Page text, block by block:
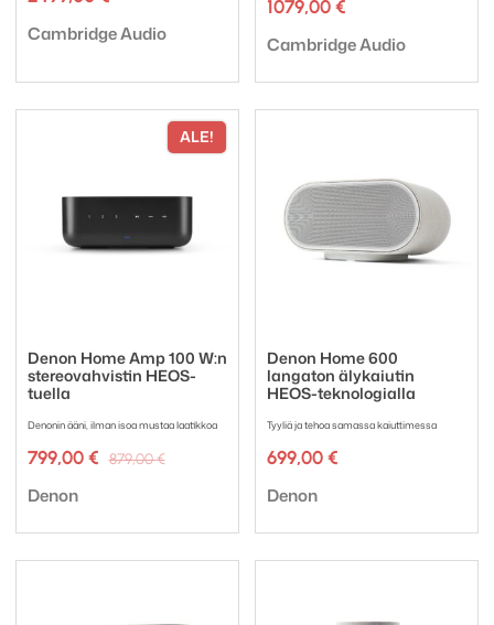
Tuotemerkki:
Cambridge Audio
1079,00 €
Tuotemerkki:
Cambridge Audio
ALE!
Denon Home Amp 100 W:n
stereovahvistin HEOS-
tuella
Denonin ääni, ilman isoa mustaa laatikkoa
879,00€Alkuperäinen
799,00 €
Nykyinen
Tuotemerkki:
Denon
Denon Home 600
langaton älykaiutin
HEOS-teknologialla
Tyyliä ja tehoa samassa kaiuttimessa
699,00 €
Tuotemerkki:
Denon